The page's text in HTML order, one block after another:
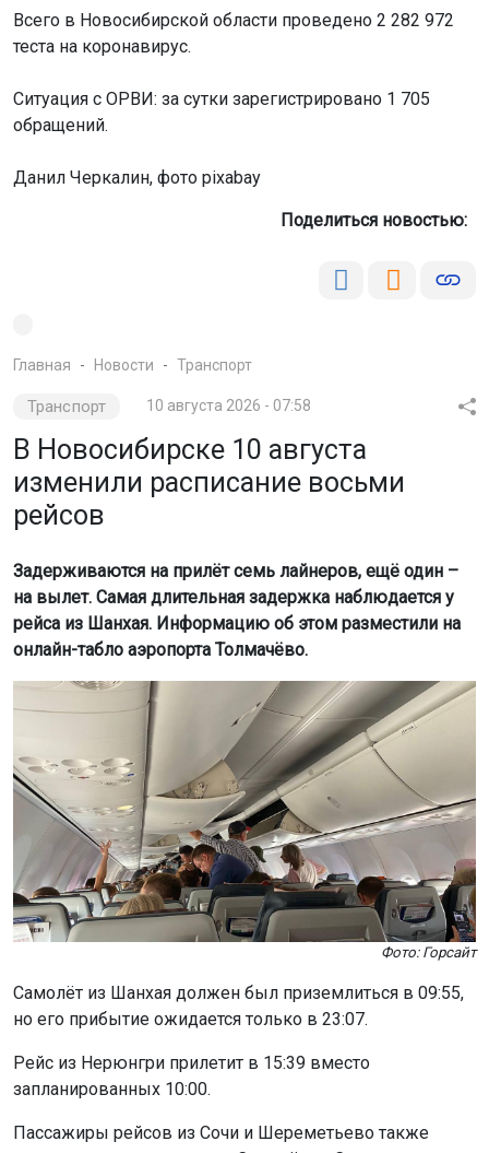
Всего в Новосибирской области проведено 2 282 972
теста на коронавирус.
Ситуация с ОРВИ: за сутки зарегистрировано 1 705
обращений.
Данил Черкалин, фото pixabay
Поделиться новостью:
Главная Новости Транспорт
Транспорт 10 августа 2026 - 07:58
В Новосибирске 10 августа
изменили расписание восьми
рейсов
Задерживаются на прилёт семь лайнеров, ещё один –
на вылет. Самая длительная задержка наблюдается у
рейса из Шанхая. Информацию об этом разместили на
онлайн-табло аэропорта Толмачёво.
Фото: Горсайт
Самолёт из Шанхая должен был приземлиться в 09:55,
но его прибытие ожидается только в 23:07.
Рейс из Нерюнгри прилетит в 15:39 вместо
запланированных 10:00.
Пассажиры рейсов из Сочи и Шереметьево также